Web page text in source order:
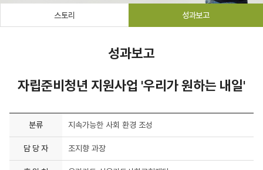
스토리 성과보고
성과보고
자립준비청년 지원사업 '우리가 원하는 내일'
분류 지속가능한 사회 환경 조성
담 당 자 조지향 과장